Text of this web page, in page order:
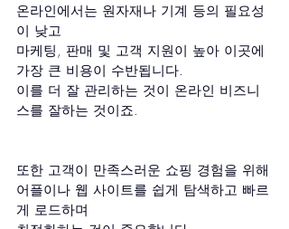
온라인에서는 원자재나 기계 등의 필요성
이 낮고
마케팅, 판매 및 고객 지원이 높아 이곳에
가장 큰 비용이 수반됩니다.
이를 더 잘 관리하는 것이 온라인 비즈니
스를 잘하는 것이죠.
또한 고객이 만족스러운 쇼핑 경험을 위해
어플이나 웹 사이트를 쉽게 탐색하고 빠르
게 로드하며